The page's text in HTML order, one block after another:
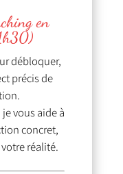
en
débloquer,
précis de
vous aide à
concret,
réalité.